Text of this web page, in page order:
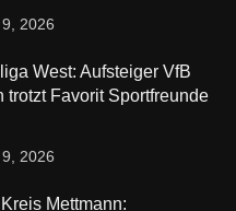
2026
West: Aufsteiger VfB
trotzt Favorit Sportfreunde
2026
Mettmann: